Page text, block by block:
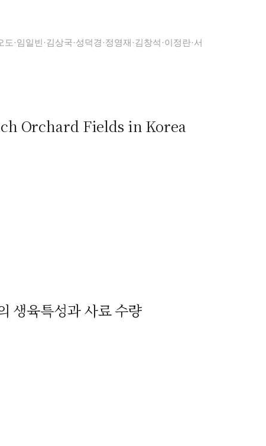
·임일빈·김상국·성덕경·정영재·김창석·이정란·서
Orchard Fields in Korea
생육특성과 사료 수량